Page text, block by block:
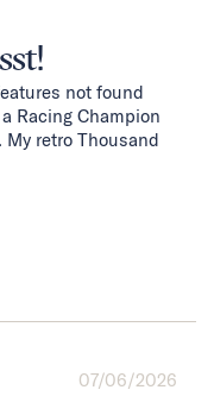
not found
Racing Champion
retro Thousand
07/06/2026